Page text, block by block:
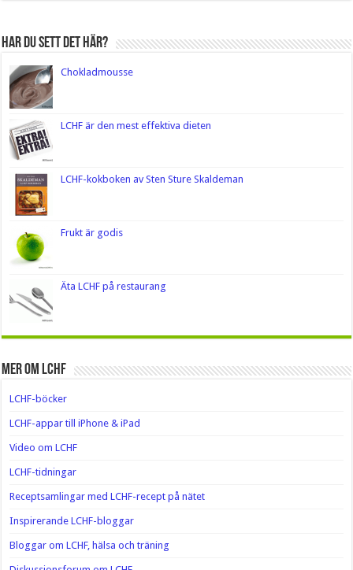
Har du sett det här?
Chokladmousse
LCHF är den mest effektiva dieten
LCHF-kokboken av Sten Sture Skaldeman
Frukt är godis
Äta LCHF på restaurang
Mer om LCHF
LCHF-böcker
LCHF-appar till iPhone & iPad
Video om LCHF
LCHF-tidningar
Receptsamlingar med LCHF-recept på nätet
Inspirerande LCHF-bloggar
Bloggar om LCHF, hälsa och träning